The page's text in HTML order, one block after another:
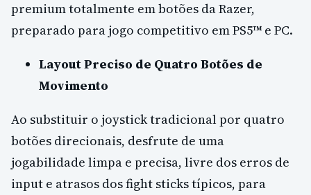
premium totalmente em botões da Razer,
preparado para jogo competitivo em PS5™ e PC.
Layout Preciso de Quatro Botões de
Movimento
Ao substituir o joystick tradicional por quatro
botões direcionais, desfrute de uma
jogabilidade limpa e precisa, livre dos erros de
input e atrasos dos fight sticks típicos, para